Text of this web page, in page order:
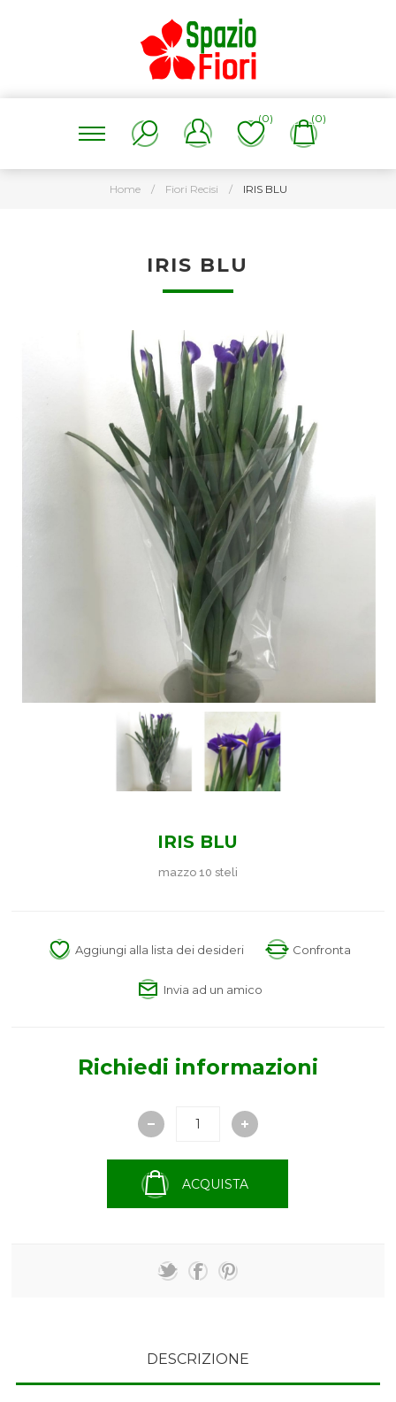
(0) (0)
Home / Fiori Recisi / IRIS BLU
IRIS BLU
IRIS BLU
mazzo 10 steli
Aggiungi alla lista dei desideri Confronta
Invia ad un amico
Richiedi informazioni
ACQUISTA
DESCRIZIONE